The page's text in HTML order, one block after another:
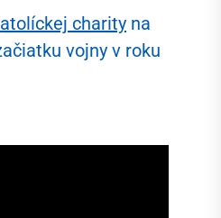
charity na
vojny v roku